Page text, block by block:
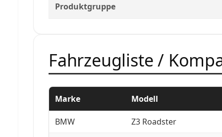
Produktgruppe
Fahrzeugliste /
Marke Modell
BMW Z3 Roadster